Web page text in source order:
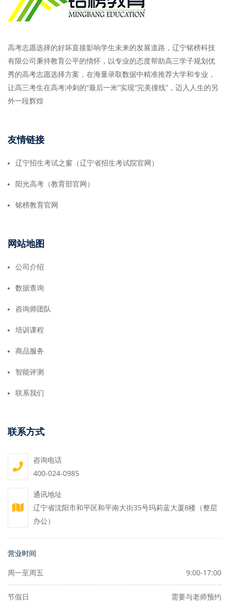
高考志愿选择的好坏直接影响学生未来的发展道路，辽宁铭榜科技
有限公司秉持教育公平的情怀，以专业的态度帮助高三学子规划优
秀的高考志愿选择方案，在海量录取数据中精准推荐大学和专业，
让高三考生在高考冲刺的“最后一米”实现“完美撞线”，迈入人生的另
外一段辉煌
友情链接
辽宁招生考试之窗（辽宁省招生考试院官网）
阳光高考（教育部官网）
铭榜教育官网
网站地图
公司介绍
数据查询
咨询师团队
培训课程
商品服务
智能评测
联系我们
联系方式
咨询电话
400-024-0985
通讯地址
辽宁省沈阳市和平区和平南大街35号玛莉蓝大厦8楼（整层
办公）
营业时间
周一至周五 9:00-17:00
节假日 需要与老师预约